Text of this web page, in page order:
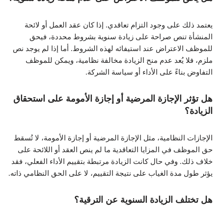
يعتمد ذلك على وجود التزام تعاقدي. إذا كان عقد العمل أو لائحة
المنشأة تنص صراحة على زيادة سنوية بشروط محددة، فيحق
للموظف الاعتراض عند استيفائه لهذه الشروط. أما إذا لم يوجد نص
ملزم، فلا يُعد عدم منح الزيادة مخالفة نظامية، ويمكن للموظف
التفاوض بناءً على الأداء أو سياسة الشركة.
هل تؤثر الإجازة المرضية أو إجازة الأمومة على استحقاق
الزيادة؟
الإجازات النظامية، مثل الإجازة المرضية أو إجازة الأمومة، لا تُسقط
حق الموظف في المزايا التعاقدية ما لم ينص العقد أو اللائحة على
خلاف ذلك. وفي حال كانت الزيادة مرتبطة بتقييم الأداء الفعلي، فقد
يؤثر طول مدة الغياب على نتيجة التقييم، لا على الحق النظامي ذاته.
هل تختلف الزيادة السنوية عن الترقية؟